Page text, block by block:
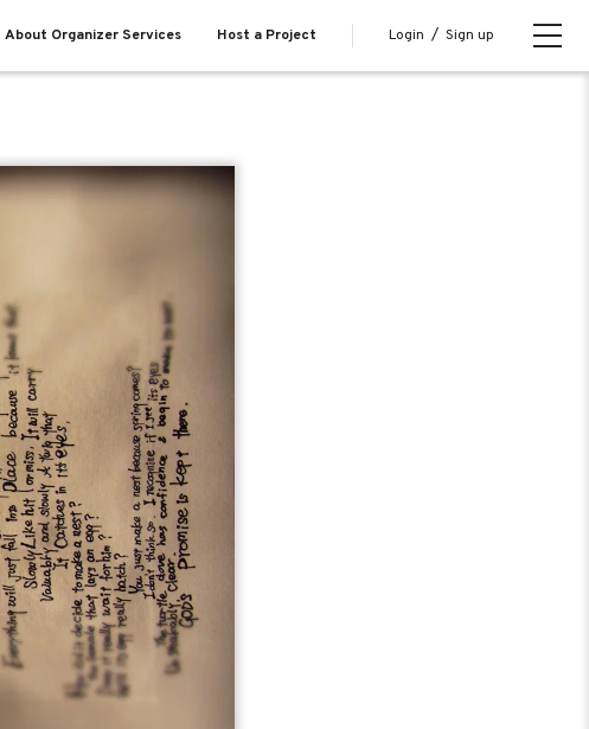
About Organizer Services Host a Project Login / Sign up